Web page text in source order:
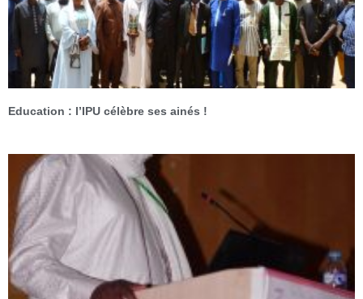
Education : l’IPU célèbre ses ainés !